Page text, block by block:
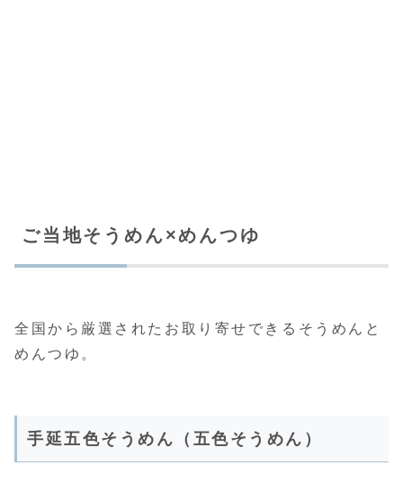
ご当地そうめん×めんつゆ
全国から厳選されたお取り寄せできるそうめんと
めんつゆ。
手延五色そうめん（五色そうめん）